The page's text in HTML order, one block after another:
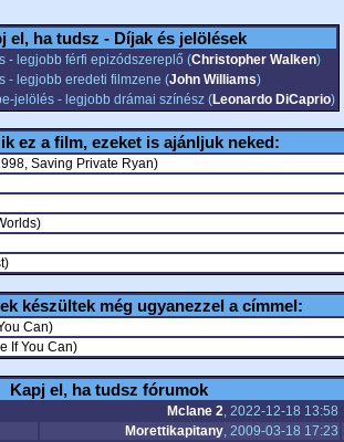
el, ha tudsz - Díjak és jelölések
- legjobb férfi epizódszereplő (Christopher Walken)
- legjobb eredeti filmzene (John Williams)
jelölés - legjobb drámai színész (Leonardo DiCaprio)
ez a film, ezeket is ajánljuk neked:
Saving Private Ryan)
készültek még ugyanezzel a címmel:
Can)
If You Can)
Kapj el, ha tudsz fórumok
Mclane 2, 2022-12-18 13:58
Morettikapitany, 2009-03-18 17:23